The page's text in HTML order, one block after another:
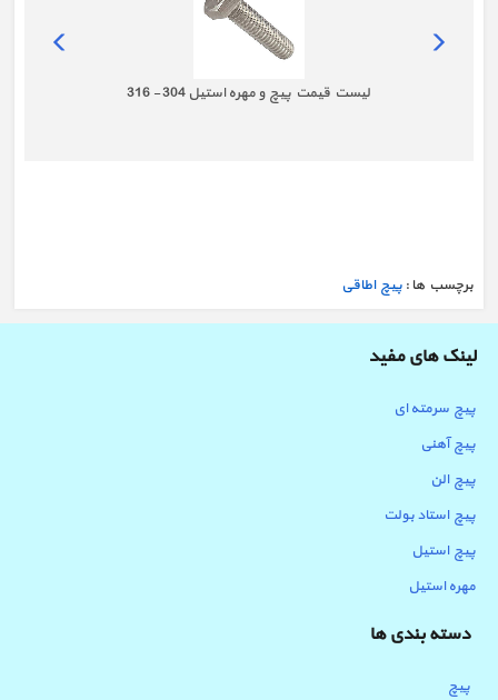
لیست قیمت پیچ و مهره استیل 304 - 316
برچسب ها : پیچ اطاقی
لینک های مفید
پیچ سرمته ای
پیچ آهنی
پیچ الن
پیچ استاد بولت
پیچ استیل
مهره استیل
دسته بندی ها
پیچ